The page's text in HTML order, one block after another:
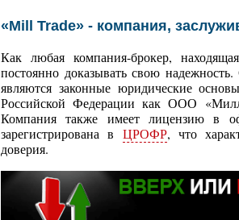
«Mill Trade» - компания,
Как любая компания-брокер,
постоянно доказывать свою
являются законные юридические
Российской Федерации как ООО «Милл
Компания также имеет лицензию в
зарегистрирована в ЦРОФР, что
доверия.